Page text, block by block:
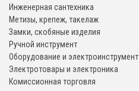
Инженерная сантехника
Метизы, крепеж, такелаж
Замки, скобяные изделия
Ручной инструмент
Оборудование и электроинструмент
Электротовары и электроника
Комиссионная торговля